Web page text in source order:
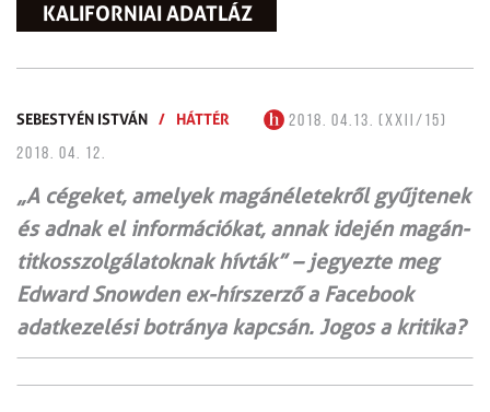
KALIFORNIAI ADATLÁZ
SEBESTYÉN ISTVÁN / HÁTTÉR
2018. 04.13. (XXII/15)
2018. 04. 12.
„A cégeket, amelyek magánéletekről gyűjtenek
és adnak el információkat, annak idején magán-
titkosszolgálatok­­nak hívták” – jegyezte meg
Edward Snowden ex-hírszerző a Facebook
adatkezelési botránya kapcsán. Jogos a kritika?